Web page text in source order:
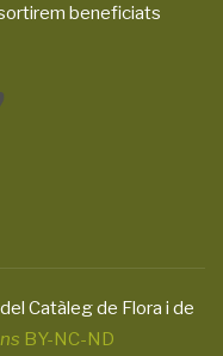
beneficiats
Catàleg de Flora i de
BY-NC-ND